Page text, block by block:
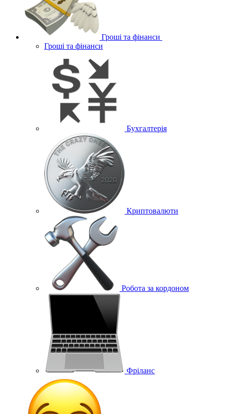
Гроші та фінанси
Гроші та фінанси
Бухгалтерія
Криптовалюти
Робота за кордоном
Фріланс